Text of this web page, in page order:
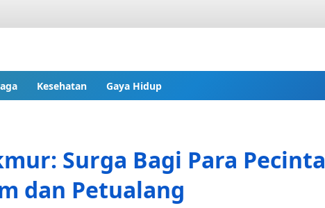
Kesehatan Gaya Hidup
Surga Bagi Para Pecinta
dan Petualang